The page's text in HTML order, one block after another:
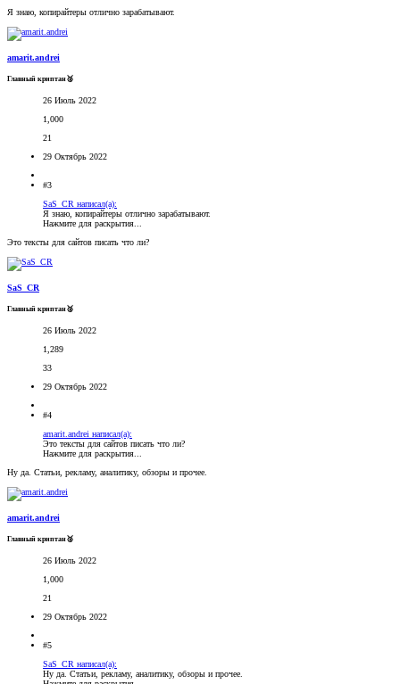
Я знаю, копирайтеры отлично зарабатывают.
amarit.andrei
Главный криптан🥈
26 Июль 2022
1,000
21
29 Октябрь 2022
#3
SaS_CR написал(а):
Я знаю, копирайтеры отлично зарабатывают.
Нажмите для раскрытия...
Это тексты для сайтов писать что ли?
SaS_CR
Главный криптан🥈
26 Июль 2022
1,289
33
29 Октябрь 2022
#4
amarit.andrei написал(а):
Это тексты для сайтов писать что ли?
Нажмите для раскрытия...
Ну да. Статьи, рекламу, аналитику, обзоры и прочее.
amarit.andrei
Главный криптан🥈
26 Июль 2022
1,000
21
29 Октябрь 2022
#5
SaS_CR написал(а):
Ну да. Статьи, рекламу, аналитику, обзоры и прочее.